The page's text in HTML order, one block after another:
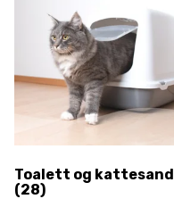
Toalett og kattesand
(28)